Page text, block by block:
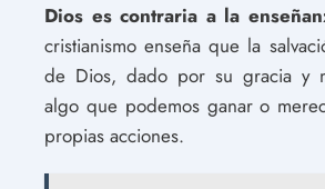
Dios es contraria a la
cristianismo enseña que la
de Dios, dado por su gracia y
algo que podemos ganar o
propias acciones.